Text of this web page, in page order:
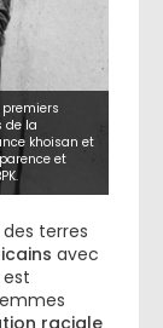
de la
khoisan et
et
terres
avec